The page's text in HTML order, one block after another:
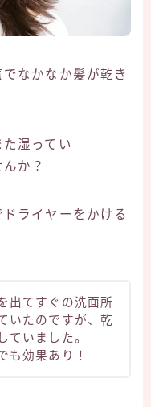
なかなか髪が乾き
湿ってい
か？
ライヤーをかける
出てすぐの洗面所
いたのですが、乾
ていました。
も効果あり！